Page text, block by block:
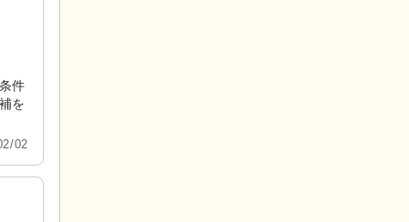
件
を
02